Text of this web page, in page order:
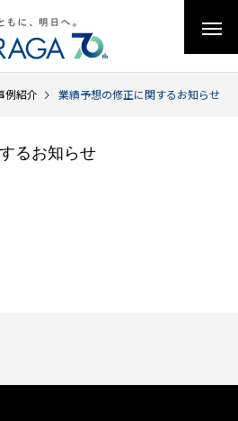
例紹介 業績予想の修正に関するお知らせ
るお知らせ